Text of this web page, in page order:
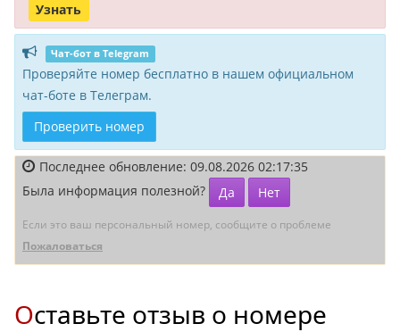
Узнать
Чат-бот в Telegram
Проверяйте номер бесплатно в нашем официальном
чат-боте в Телеграм.
Проверить номер
Последнее обновление: 09.08.2026 02:17:35
Была информация полезной?
Да Нет
Если это ваш персональный номер, сообщите о проблеме
Пожаловаться
Оставьте отзыв о номере